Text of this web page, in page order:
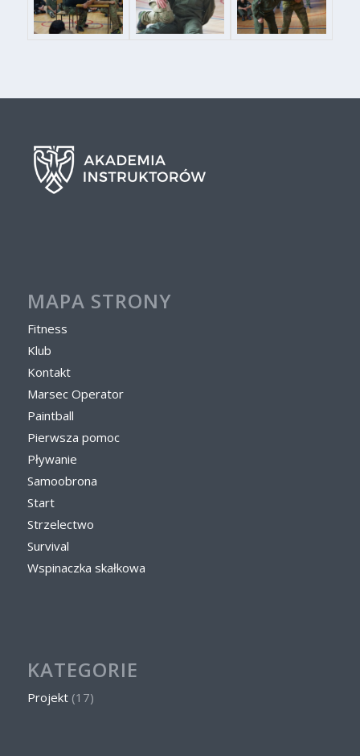
MAPA STRONY
Fitness
Klub
Kontakt
Marsec Operator
Paintball
Pierwsza pomoc
Pływanie
Samoobrona
Start
Strzelectwo
Survival
Wspinaczka skałkowa
KATEGORIE
Projekt(17)